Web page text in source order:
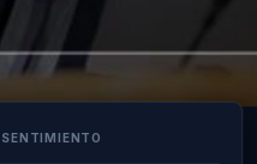
impacto de no asistir